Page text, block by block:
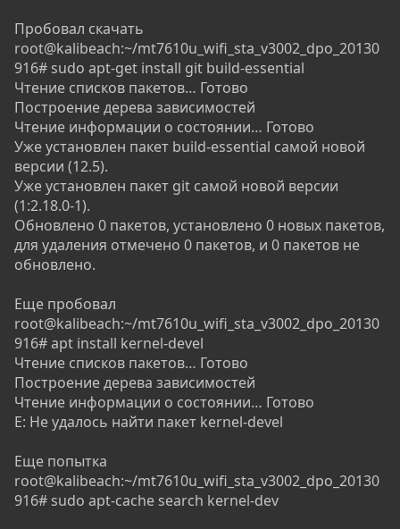
Пробовал скачать
root@kalibeach:~/mt7610u_wifi_sta_v3002_dpo_20130
916# sudo apt-get install git build-essential
Чтение списков пакетов… Готово
Построение дерева зависимостей
Чтение информации о состоянии… Готово
Уже установлен пакет build-essential самой новой
версии (12.5).
Уже установлен пакет git самой новой версии
(1:2.18.0-1).
Обновлено 0 пакетов, установлено 0 новых пакетов,
для удаления отмечено 0 пакетов, и 0 пакетов не
обновлено.
Еще пробовал
root@kalibeach:~/mt7610u_wifi_sta_v3002_dpo_20130
916# apt install kernel-devel
Чтение списков пакетов… Готово
Построение дерева зависимостей
Чтение информации о состоянии… Готово
E: Не удалось найти пакет kernel-devel
Еще попытка
root@kalibeach:~/mt7610u_wifi_sta_v3002_dpo_20130
916# sudo apt-cache search kernel-dev